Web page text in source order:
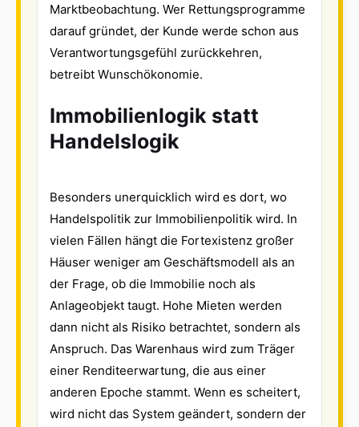
Marktbeobachtung. Wer Rettungsprogramme
darauf gründet, der Kunde werde schon aus
Verantwortungsgefühl zurückkehren,
betreibt Wunschökonomie.
Immobilienlogik statt
Handelslogik
Besonders unerquicklich wird es dort, wo
Handelspolitik zur Immobilienpolitik wird. In
vielen Fällen hängt die Fortexistenz großer
Häuser weniger am Geschäftsmodell als an
der Frage, ob die Immobilie noch als
Anlageobjekt taugt. Hohe Mieten werden
dann nicht als Risiko betrachtet, sondern als
Anspruch. Das Warenhaus wird zum Träger
einer Renditeerwartung, die aus einer
anderen Epoche stammt. Wenn es scheitert,
wird nicht das System geändert, sondern der